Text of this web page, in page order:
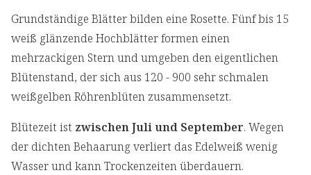
Grundständige Blätter bilden eine Rosette. Fünf bis 15
weiß glänzende Hochblätter formen einen
mehrzackigen Stern und umgeben den eigentlichen
Blütenstand, der sich aus 120 - 900 sehr schmalen
weißgelben Röhrenblüten zusammensetzt.
Blütezeit ist zwischen Juli und September. Wegen
der dichten Behaarung verliert das Edelweiß wenig
Wasser und kann Trockenzeiten überdauern.